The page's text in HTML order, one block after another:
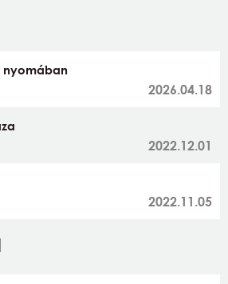
nyomában
2026.04.18
2022.12.01
2022.11.05